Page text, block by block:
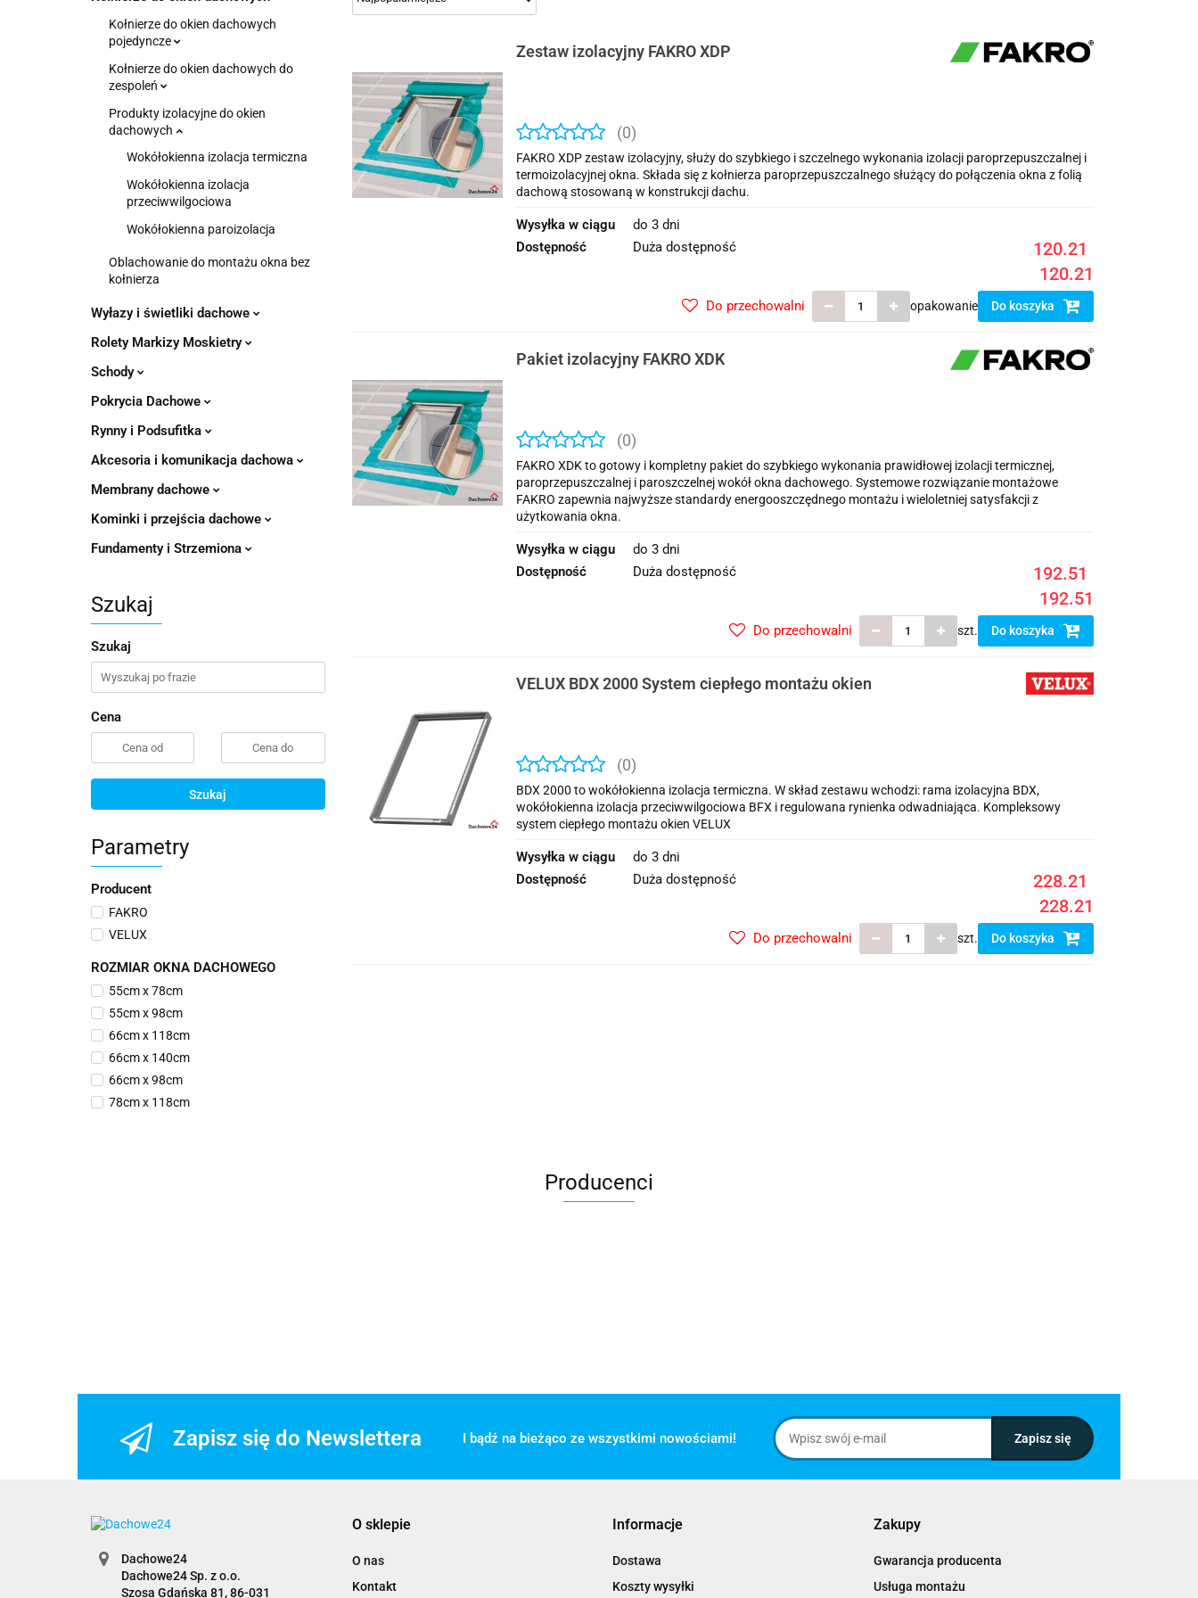
Kołnierze do okien dachowych
pojedyncze
Kołnierze do okien dachowych do
zespoleń
Produkty izolacyjne do okien
dachowych
Wokółokienna izolacja termiczna
Wokółokienna izolacja
przeciwwilgociowa
Wokółokienna paroizolacja
Oblachowanie do montażu okna bez
kołnierza
Wyłazy i świetliki dachowe
Rolety Markizy Moskietry
Schody
Pokrycia Dachowe
Rynny i Podsufitka
Akcesoria i komunikacja dachowa
Membrany dachowe
Kominki i przejścia dachowe
Fundamenty i Strzemiona
Szukaj
Szukaj
Cena
Szukaj
Parametry
Producent
FAKRO
VELUX
ROZMIAR OKNA DACHOWEGO
55cm x 78cm
55cm x 98cm
66cm x 118cm
66cm x 140cm
66cm x 98cm
78cm x 118cm
Zestaw izolacyjny FAKRO XDP
(0)
FAKRO XDP zestaw izolacyjny, służy do szybkiego i szczelnego wykonania izolacji paroprzepuszczalnej i
termoizolacyjnej okna. Składa się z kołnierza paroprzepuszczalnego służący do połączenia okna z folią
dachową stosowaną w konstrukcji dachu.
Wysyłka w ciągu
do 3 dni
Dostępność
Duża dostępność
120.21
120.21
opakowanie Do koszyka
Do przechowalni
Pakiet izolacyjny FAKRO XDK
(0)
FAKRO XDK to gotowy i kompletny pakiet do szybkiego wykonania prawidłowej izolacji termicznej,
paroprzepuszczalnej i paroszczelnej wokół okna dachowego. Systemowe rozwiązanie montażowe
FAKRO zapewnia najwyższe standardy energooszczędnego montażu i wieloletniej satysfakcji z
użytkowania okna.
Wysyłka w ciągu
do 3 dni
Dostępność
Duża dostępność
192.51
192.51
szt. Do koszyka
Do przechowalni
VELUX BDX 2000 System ciepłego montażu okien
(0)
BDX 2000 to wokółokienna izolacja termiczna. W skład zestawu wchodzi: rama izolacyjna BDX,
wokółokienna izolacja przeciwwilgociowa BFX i regulowana rynienka odwadniająca. Kompleksowy
system ciepłego montażu okien VELUX
Wysyłka w ciągu
do 3 dni
Dostępność
Duża dostępność
228.21
228.21
szt. Do koszyka
Do przechowalni
Producenci
Zapisz się do Newslettera I bądź na bieżąco ze wszystkimi nowościami!
Dachowe24
Dachowe24 Sp. z o.o.
Szosa Gdańska 81, 86-031
O sklepie
O nas
Kontakt
Informacje
Dostawa
Koszty wysyłki
Zakupy
Gwarancja producenta
Usługa montażu